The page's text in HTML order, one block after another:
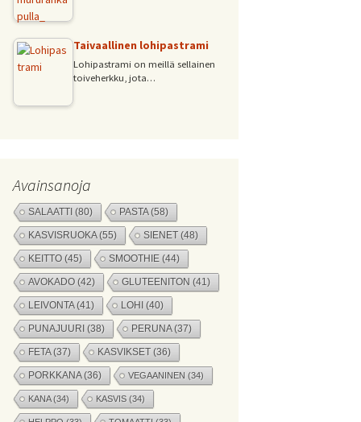
Taivaallinen lohipastrami
Lohipastrami on meillä sellainen
toiveherkku, jota…
Avainsanoja
SALAATTI (80) PASTA(58)
KASVISRUOKA(55) SIENET (48)
KEITTO (45) SMOOTHIE (44)
AVOKADO (42) GLUTEENITON (41)
LEIVONTA(41) LOHI (40)
PUNAJUURI (38) PERUNA(37)
FETA(37) KASVIKSET (36)
PORKKANA(36) VEGAANINEN (34)
KANA(34) KASVIS (34)